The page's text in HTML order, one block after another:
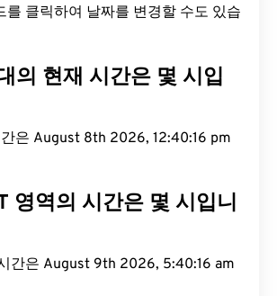
를 클릭하여 날짜를 변경할 수도 있습
의 현재 시간은 몇 시입
은 August 8th 2026, 12:40:17 pm
영역의 시간은 몇 시입니
간은 August 9th 2026, 5:40:17 am